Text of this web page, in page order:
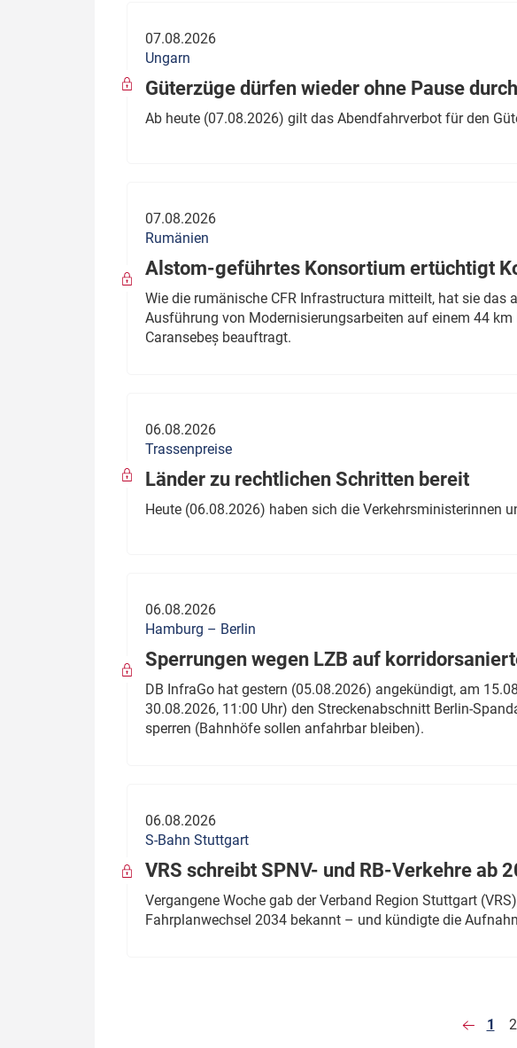
07.08.2026
Ungarn
Güterzüge dürfen wieder ohne Pause
Ab heute (07.08.2026) gilt das Abendfahrverbot für den
07.08.2026
Rumänien
Alstom-geführtes Konsortium ertüchtigt
Wie die rumänische CFR Infrastructura mitteilt, hat sie
Ausführung von Modernisierungsarbeiten auf einem 44
Caransebeș beauftragt.
06.08.2026
Trassenpreise
Länder zu rechtlichen Schritten bereit
Heute (06.08.2026) haben sich die Verkehrsministerinnen
06.08.2026
Hamburg – Berlin
Sperrungen wegen LZB auf
DB InfraGo hat gestern (05.08.2026) angekündigt, am
30.08.2026, 11:00 Uhr) den Streckenabschnitt Berlin-
sperren (Bahnhöfe sollen anfahrbar bleiben).
06.08.2026
S-Bahn Stuttgart
VRS schreibt SPNV- und RB-Verkehre ab
Vergangene Woche gab der Verband Region Stuttgart
Fahrplanwechsel 2034 bekannt – und kündigte die
1 2